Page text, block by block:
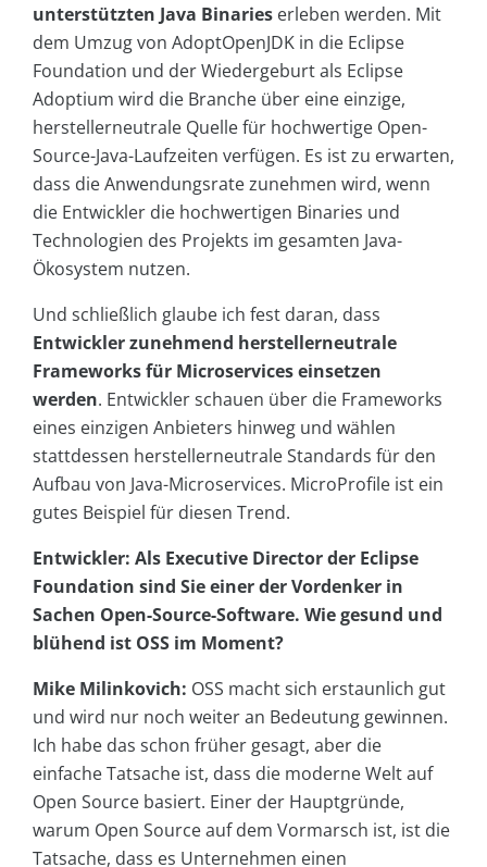
unterstützten Java Binaries erleben werden. Mit
dem Umzug von AdoptOpenJDK in die Eclipse
Foundation und der Wiedergeburt als Eclipse
Adoptium wird die Branche über eine einzige,
herstellerneutrale Quelle für hochwertige Open-
Source-Java-Laufzeiten verfügen. Es ist zu erwarten,
dass die Anwendungsrate zunehmen wird, wenn
die Entwickler die hochwertigen Binaries und
Technologien des Projekts im gesamten Java-
Ökosystem nutzen.
Und schließlich glaube ich fest daran, dass
Entwickler zunehmend herstellerneutrale
Frameworks für Microservices einsetzen
werden. Entwickler schauen über die Frameworks
eines einzigen Anbieters hinweg und wählen
stattdessen herstellerneutrale Standards für den
Aufbau von Java-Microservices. MicroProfile ist ein
gutes Beispiel für diesen Trend.
Entwickler: Als Executive Director der Eclipse
Foundation sind Sie einer der Vordenker in
Sachen Open-Source-Software. Wie gesund und
blühend ist OSS im Moment?
Mike Milinkovich: OSS macht sich erstaunlich gut
und wird nur noch weiter an Bedeutung gewinnen.
Ich habe das schon früher gesagt, aber die
einfache Tatsache ist, dass die moderne Welt auf
Open Source basiert. Einer der Hauptgründe,
warum Open Source auf dem Vormarsch ist, ist die
Tatsache, dass es Unternehmen einen